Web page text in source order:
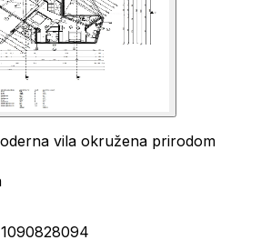
vila okružena prirodom